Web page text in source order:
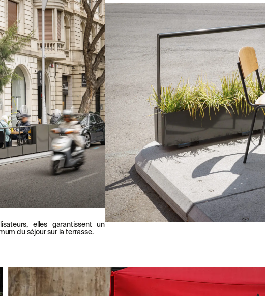
elles garantissent un
du séjour sur la terrasse.
NEWSLETTER
RECEVEZ NOS DERNIÈRES ACTUALITÉS EN VOUS
J'AI LU ET J'ACCEPTELA POLITIQUE DE
WE ARE MOLINS GO TO CORPORATE SITE